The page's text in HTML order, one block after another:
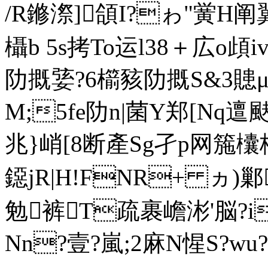
/R鎀漈]頜I?ゎ"黉H阐
欇b 5s拷To运l38＋広o
阞摡婱?6櫤豥阞摡S&3贃
M;5fe阞n|菌Y郑[Nq邅
兆}峭[8断產Sg孑p网箷
鐚jR|H!FNR+ ヵ)鄛
勉裤T疏裹嶦涁'脳
Nn?壹?嵐;2麻N惺